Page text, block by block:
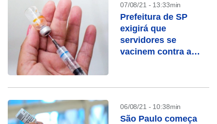
07/08/21 - 13:33min
Prefeitura de SP
exigirá que
servidores se
vacinem contra a
06/08/21 - 10:38min
São Paulo começa